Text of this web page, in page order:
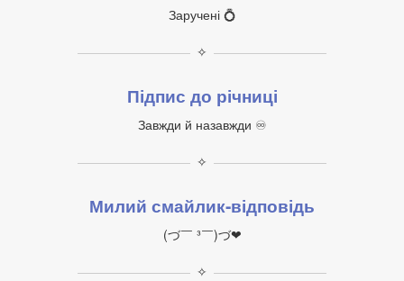
Заручені 💍
✧
Підпис до річниці
Завжди й назавжди ♾
✧
Милий смайлик‑відповідь
(づ￣ ³￣)づ❤
✧